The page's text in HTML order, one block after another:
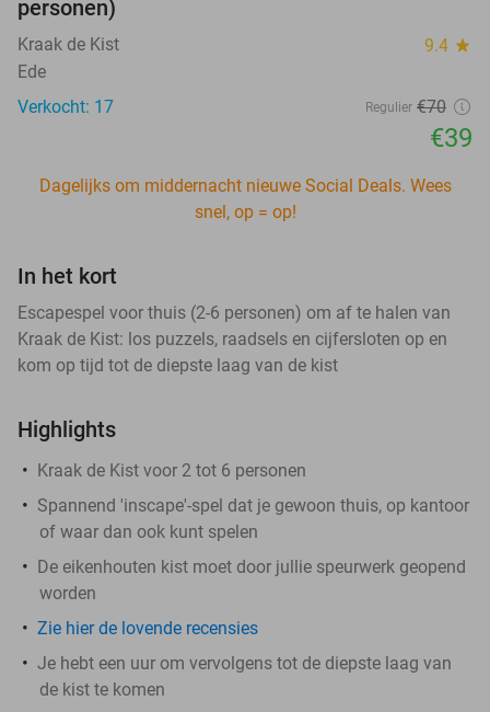
personen)
Kraak de Kist 9.4 star
Ede
Verkocht: 17
Regulier €70
€39
Dagelijks om middernacht nieuwe Social Deals. Wees
snel, op = op!
In het kort
Escapespel voor thuis (2-6 personen) om af te halen van
Kraak de Kist: los puzzels, raadsels en cijfersloten op en
kom op tijd tot de diepste laag van de kist
Highlights
Kraak de Kist voor 2 tot 6 personen
Spannend 'inscape'-spel dat je gewoon thuis, op kantoor
of waar dan ook kunt spelen
De eikenhouten kist moet door jullie speurwerk geopend
worden
Zie hier de lovende recensies
Je hebt een uur om vervolgens tot de diepste laag van
de kist te komen